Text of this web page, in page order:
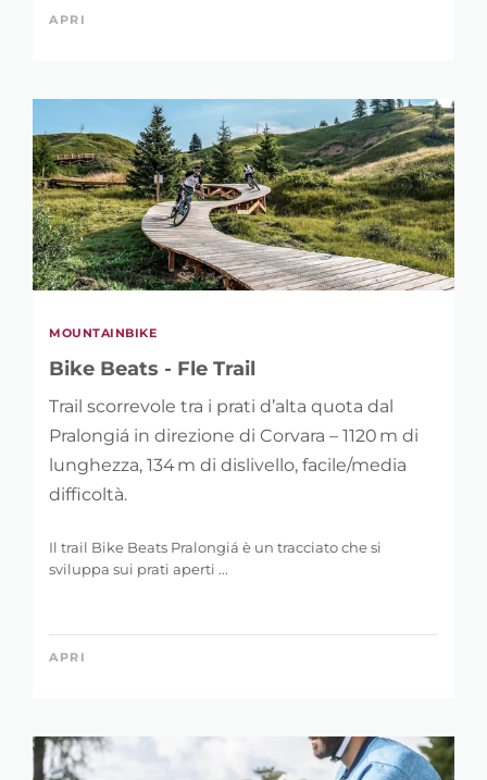
APRI
MOUNTAINBIKE
Bike Beats - Fle Trail
Trail scorrevole tra i prati d’alta quota dal
Pralongiá in direzione di Corvara – 1120 m di
lunghezza, 134 m di dislivello, facile/media
difficoltà.
Il trail Bike Beats Pralongiá è un tracciato che si
sviluppa sui prati aperti ...
APRI